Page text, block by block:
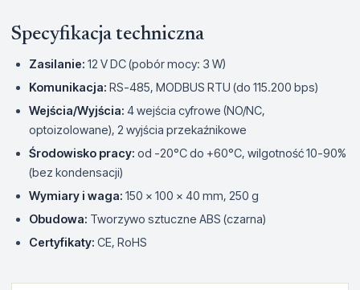
Specyfikacja techniczna
Zasilanie: 12 V DC (pobór mocy: 3 W)
Komunikacja: RS-485, MODBUS RTU (do 115.200 bps)
Wejścia/Wyjścia: 4 wejścia cyfrowe (NO/NC,
optoizolowane), 2 wyjścia przekaźnikowe
Środowisko pracy: od -20°C do +60°C, wilgotność 10-90%
(bez kondensacji)
Wymiary i waga: 150 x 100 x 40 mm, 250 g
Obudowa: Tworzywo sztuczne ABS (czarna)
Certyfikaty: CE, RoHS